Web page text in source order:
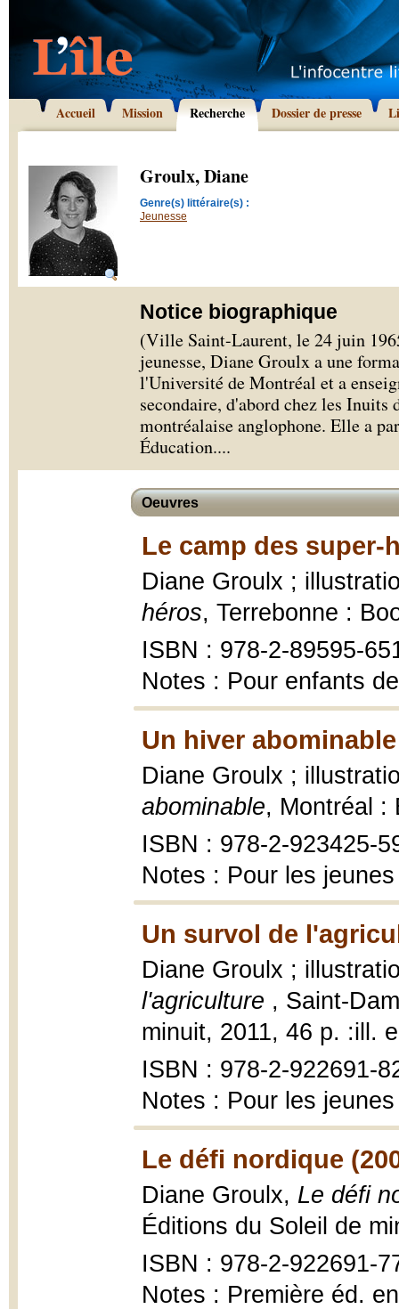
Accueil Mission Recherche Dossier de presse
Groulx, Diane
Genre(s) littéraire(s) :
Jeunesse
Notice biographique
(Ville Saint-Laurent, le 24 juin
jeunesse, Diane Groulx a une
l'Université de Montréal et a
secondaire, d'abord chez les Inuits
montréalaise anglophone. Elle a
Éducation....
Oeuvres
Le camp des super-
Diane Groulx ;
héros, Terrebonne :
ISBN : 978-2-89595-
Notes : Pour enfants
Un hiver abominable
Diane Groulx ;
abominable, Montréal :
ISBN : 978-2-923425-
Notes : Pour les
Un survol de
Diane Groulx ;
l'agriculture , Saint-
minuit, 2011, 46 p. :ill.
ISBN : 978-2-922691-
Notes : Pour les
Le défi nordique
Diane Groulx, Le défi
Éditions du Soleil de
ISBN : 978-2-922691-
Notes : Première éd.